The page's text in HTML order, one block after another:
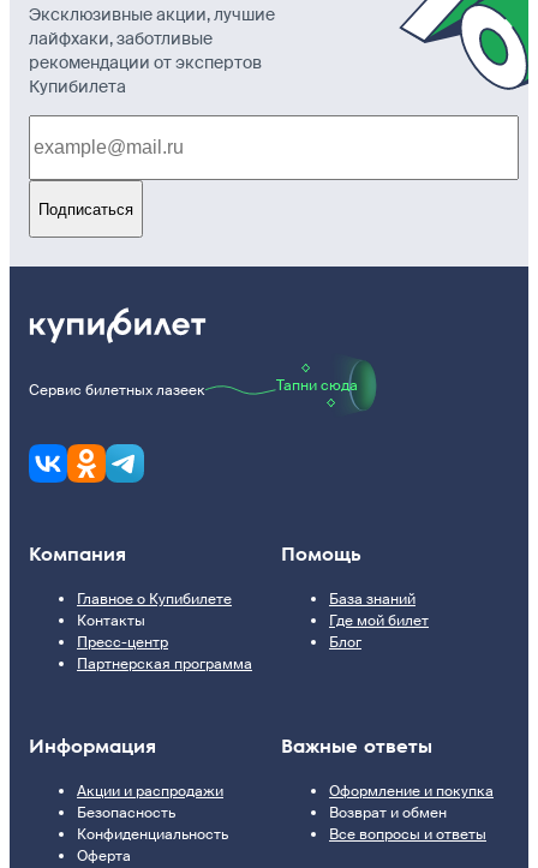
Эксклюзивные акции, лучшие
лайфхаки, заботливые
рекомендации от экспертов
Купибилета
Подписаться
Сервис билетных лазеек Тапни сюда
Компания
Главное о Купибилете
Контакты
Пресс-центр
Партнерская программа
Помощь
База знаний
Где мой билет
Блог
Информация
Акции и распродажи
Безопасность
Конфиденциальность
Оферта
Важные ответы
Оформление и покупка
Возврат и обмен
Все вопросы и ответы